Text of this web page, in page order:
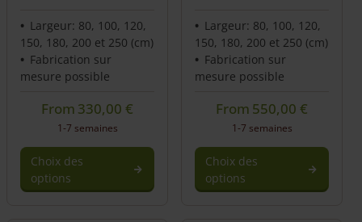
Largeur: 80, 100, 120,
150, 180, 200 et 250 (cm)
Fabrication sur
mesure possible
From 330,00€
1-7 semaines
Choix des
options
Largeur: 80, 100, 120,
150, 180, 200 et 250 (cm)
Fabrication sur
mesure possible
From 550,00€
1-7 semaines
Choix des
options